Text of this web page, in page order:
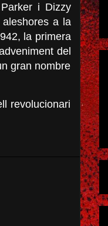
i Dizzy
a la
la primera
del
gran nombre
revolucionari